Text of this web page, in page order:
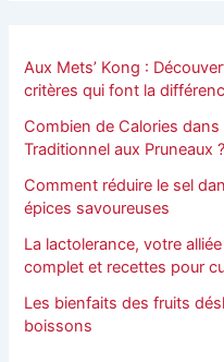
Aux Mets’ Kong :
critères qui font la
Combien de Calories
Traditionnel aux Pruneaux
Comment réduire le sel
épices savoureuses
La lactolerance, votre
complet et recettes pour
Les bienfaits des fruits
boissons